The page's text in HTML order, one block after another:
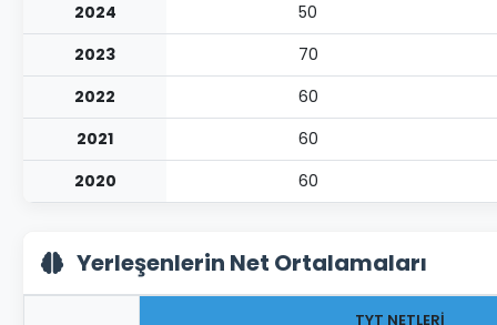
2024
50
2023
70
2022
60
2021
60
2020
60
Yerleşenlerin Net Ortalamaları
TYT NETLERİ